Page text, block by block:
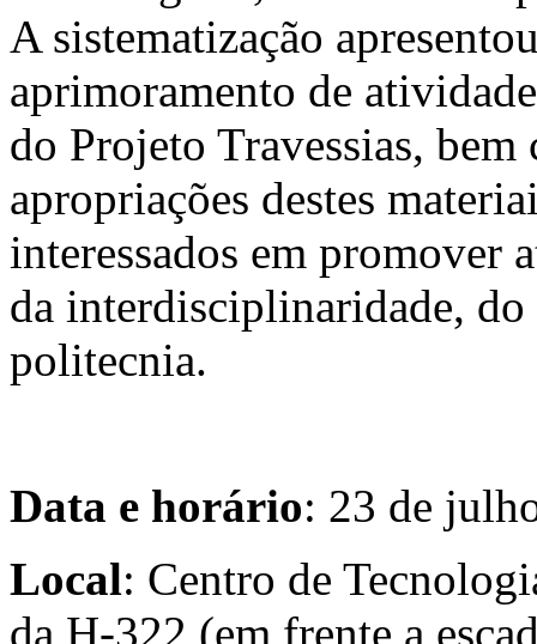
A sistematização
aprimoramento de
do Projeto Travessias,
apropriações destes
interessados em promover
da interdisciplinaridade,
politecnia.
Data e horário: 23 de
Local: Centro de
da H-322 (em frente a